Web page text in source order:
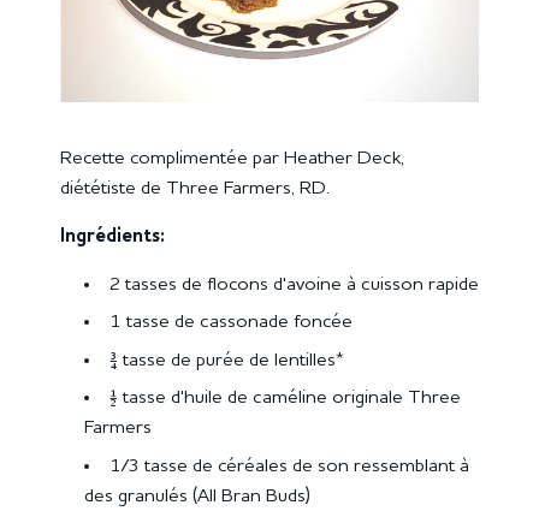
Recette complimentée par Heather Deck,
diététiste de Three Farmers, RD.
Ingrédients:
2 tasses de flocons d'avoine à cuisson rapide
1 tasse de cassonade foncée
¾ tasse de purée de lentilles*
½ tasse d'huile de caméline originale Three
Farmers
1/3 tasse de céréales de son ressemblant à
des granulés (All Bran Buds)